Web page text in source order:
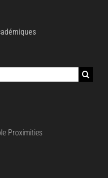
Proximities